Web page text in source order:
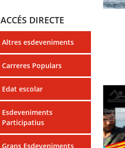
ACCÉS DIRECTE
Altres esdeveniments
Carreres Populars
Edat escolar
Esdeveniments
Participatius
Grans Esdeveniments